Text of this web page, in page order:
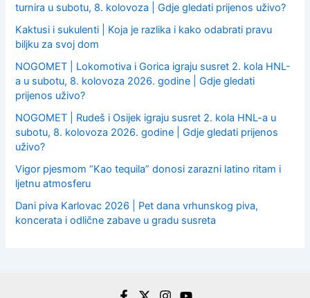
turnira u subotu, 8. kolovoza | Gdje gledati prijenos uživo?
Kaktusi i sukulenti | Koja je razlika i kako odabrati pravu
biljku za svoj dom
NOGOMET | Lokomotiva i Gorica igraju susret 2. kola HNL-
a u subotu, 8. kolovoza 2026. godine | Gdje gledati
prijenos uživo?
NOGOMET | Rudeš i Osijek igraju susret 2. kola HNL-a u
subotu, 8. kolovoza 2026. godine | Gdje gledati prijenos
uživo?
Vigor pjesmom “Kao tequila” donosi zarazni latino ritam i
ljetnu atmosferu
Dani piva Karlovac 2026 | Pet dana vrhunskog piva,
koncerata i odlične zabave u gradu susreta